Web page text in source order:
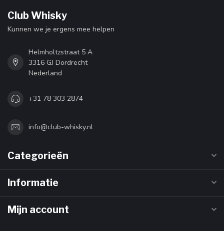
Club Whisky
Kunnen we je ergens mee helpen
Helmholtzstraat 5 A
3316 GJ Dordrecht
Nederland
+31 78 303 2874
info@club-whisky.nl
Categorieën
Informatie
Mijn account